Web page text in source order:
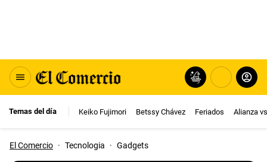
Temas del día Keiko Fujimori Betssy Chávez Feriados Alianza
El Comercio · Tecnologia · Gadgets